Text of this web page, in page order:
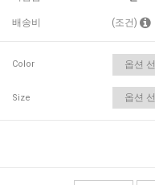
배송비 (조건)
Color
Size